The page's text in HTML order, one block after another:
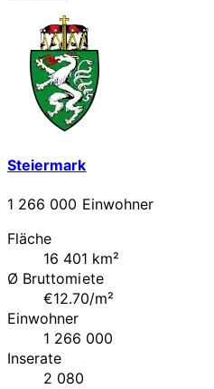
Steiermark
1 266 000 Einwohner
Fläche
16 401 km²
Ø Bruttomiete
€12.70/m²
Einwohner
1 266 000
Inserate
2 080